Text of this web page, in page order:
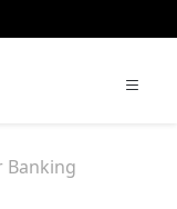
Banking